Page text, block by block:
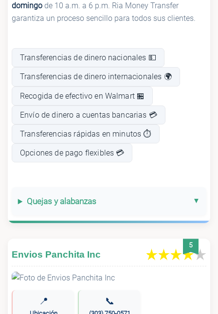
domingo de 10 a.m. a 6 p.m. Ria Money Transfer
garantiza un proceso sencillo para todos sus clientes.
Transferencias de dinero nacionales 💵
Transferencias de dinero internacionales 🌍
Recogida de efectivo en Walmart 🏪
Envío de dinero a cuentas bancarias 💳
Transferencias rápidas en minutos ⏱️
Opciones de pago flexibles 💳
Quejas y alabanzas
5
Envios Panchita Inc
📍 📞